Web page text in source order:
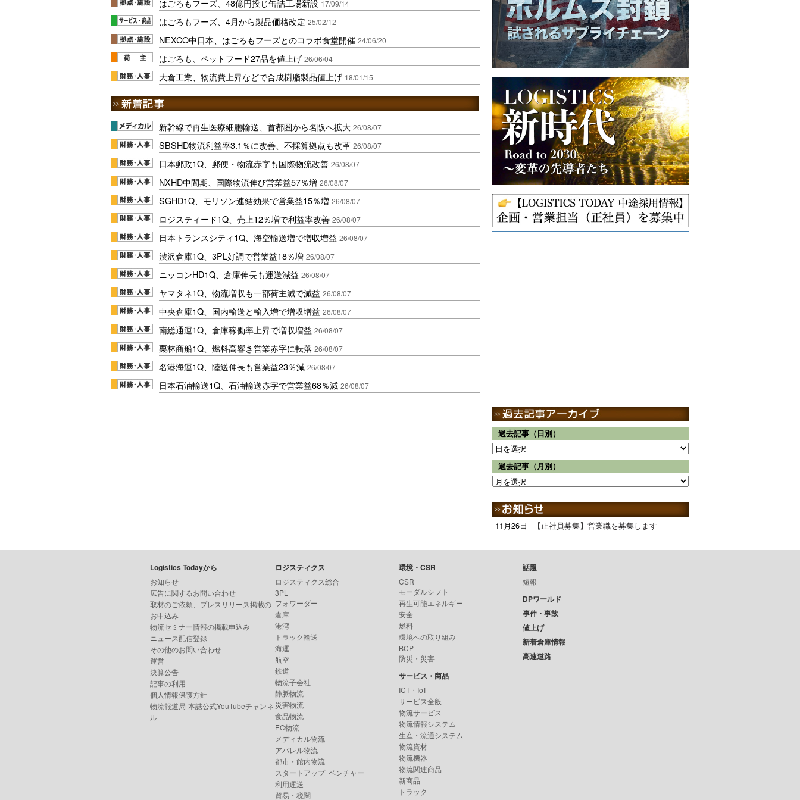
はごろもフーズ、48億円投じ缶詰工場新設 17/09/14
はごろもフーズ、4月から製品価格改定 25/02/12
NEXCO中日本、はごろもフーズとのコラボ食堂開催 24/06/20
はごろも、ペットフード27品を値上げ 26/06/04
大倉工業、物流費上昇などで合成樹脂製品値上げ 18/01/15
新幹線で再生医療細胞輸送、首都圏から名阪へ拡大 26/08/07
SBSHD物流利益率3.1％に改善、不採算拠点も改革 26/08/07
日本郵政1Q、郵便・物流赤字も国際物流改善 26/08/07
NXHD中間期、国際物流伸び営業益57％増 26/08/07
SGHD1Q、モリソン連結効果で営業益15％増 26/08/07
ロジスティード1Q、売上12％増で利益率改善 26/08/07
日本トランスシティ1Q、海空輸送増で増収増益 26/08/07
渋沢倉庫1Q、3PL好調で営業益18％増 26/08/07
ニッコンHD1Q、倉庫伸長も運送減益 26/08/07
ヤマタネ1Q、物流増収も一部荷主減で減益 26/08/07
中央倉庫1Q、国内輸送と輸入増で増収増益 26/08/07
南総通運1Q、倉庫稼働率上昇で増収増益 26/08/07
栗林商船1Q、燃料高響き営業赤字に転落 26/08/07
名港海運1Q、陸送伸長も営業益23％減 26/08/07
日本石油輸送1Q、石油輸送赤字で営業益68％減 26/08/07
過去記事（日別）
過去記事（月別）
11月26日 【正社員募集】営業職を募集します
Logistics Todayから
お知らせ
広告に関するお問い合わせ
取材のご依頼、プレスリリース掲載の
お申込み
物流セミナー情報の掲載申込み
ニュース配信登録
その他のお問い合わせ
運営
決算公告
記事の利用
個人情報保護方針
物流報道局-本誌公式YouTubeチャンネ
ル-
ロジスティクス
ロジスティクス総合
3PL
フォワーダー
倉庫
港湾
トラック輸送
海運
航空
鉄道
物流子会社
静脈物流
災害物流
食品物流
EC物流
メディカル物流
アパレル物流
都市・館内物流
スタートアップ･ベンチャー
利用運送
貿易・税関
環境・CSR
CSR
モーダルシフト
再生可能エネルギー
安全
燃料
環境への取り組み
BCP
防災・災害
サービス・商品
ICT・IoT
サービス全般
物流サービス
物流情報システム
生産・流通システム
物流資材
物流機器
物流関連商品
新商品
トラック
話題
短報
DPワールド
事件・事故
値上げ
新着倉庫情報
高速道路